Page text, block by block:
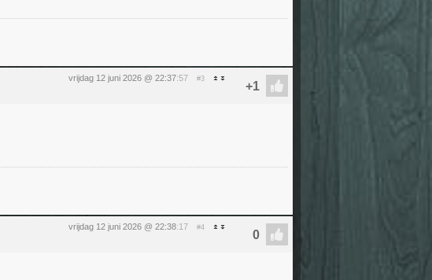
vrijdag 12 juni 2026 @ 22:37:57 #3
vrijdag 12 juni 2026 @ 22:38:17 #4